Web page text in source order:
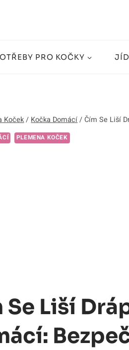
PRO KOČKY
Koček / Kočka Domácí / Čím Se Liší
PLEMENA KOČEK
Se Liší